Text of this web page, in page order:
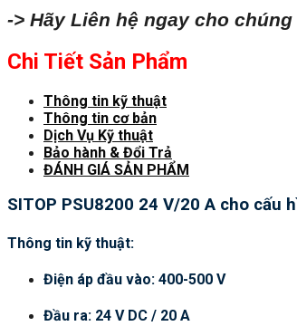
-> Hãy Liên hệ ngay cho
Chi Tiết Sản Phẩm
Thông tin kỹ thuật
Thông tin cơ bản
Dịch Vụ Kỹ thuật
Bảo hành & Đổi Trả
ĐÁNH GIÁ SẢN PHẨM
SITOP PSU8200 24 V/20 A cho cấu
Thông tin kỹ thuật:
Điện áp đầu vào: 400-500 V
Đầu ra: 24 V DC / 20 A